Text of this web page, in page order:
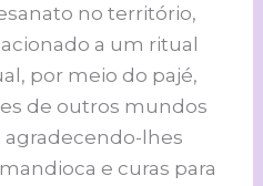
no território,
a um ritual
por meio do pajé,
de outros mundos
agradecendo-lhes
e curas para